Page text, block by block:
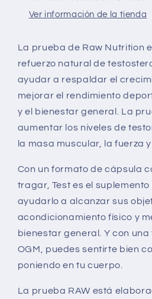
Ver información de la tienda
La prueba de Raw Nutrition
refuerzo natural de
ayudar a respaldar el
mejorar el rendimiento
y el bienestar general. La
aumentar los niveles de
la masa muscular, la fuerza
Con un formato de cápsula
tragar, Test es el
ayudarlo a alcanzar sus
acondicionamiento físico y
bienestar general. Y con
OGM, puedes sentirte bien
poniendo en tu cuerpo.
La prueba RAW está